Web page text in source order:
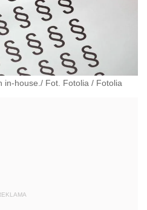
in-house./ Fot. Fotolia / Fotolia